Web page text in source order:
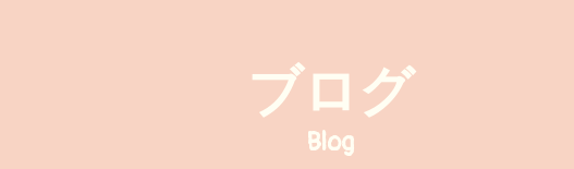
ブログ
Blog